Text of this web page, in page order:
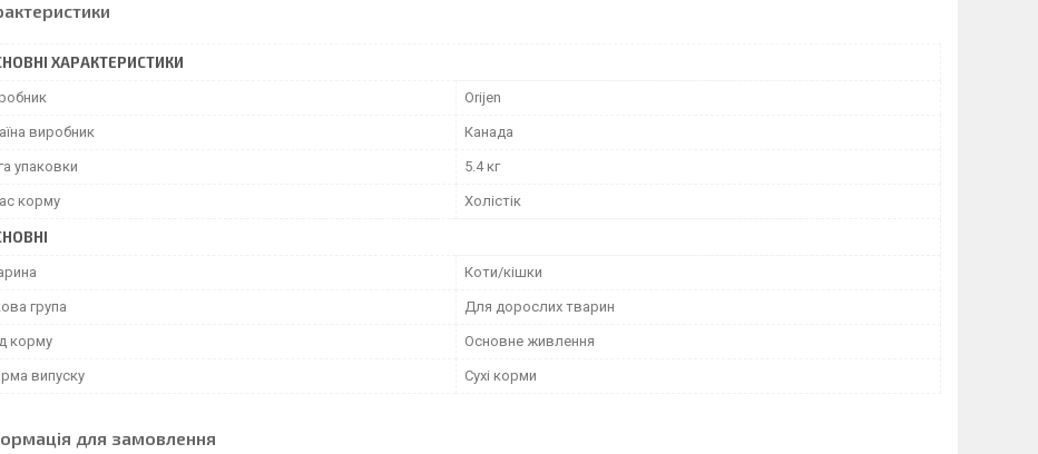
ХАРАКТЕРИСТИКИ
Orijen
виробник Канада
упаковки 5.4 кг
корму Холістік
Коти/кішки
група Для дорослих тварин
корму Основне живлення
випуску Сухі корми
для замовлення